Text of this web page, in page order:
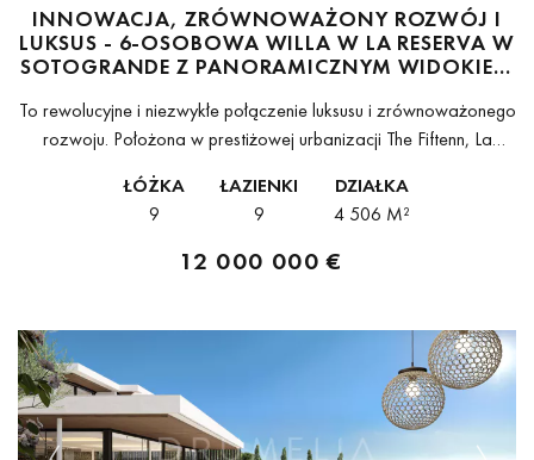
INNOWACJA, ZRÓWNOWAŻONY ROZWÓJ I
LUKSUS - 6-OSOBOWA WILLA W LA RESERVA W
SOTOGRANDE Z PANORAMICZNYM WIDOKIEM
To rewolucyjne i niezwykłe połączenie luksusu i zrównoważonego
rozwoju. Położona w prestiżowej urbanizacji The Fiftenn, La
łazienkami wyznacza nowy standard ekologicznego...
ŁÓŻKA
9
ŁAZIENKI
9
DZIAŁKA
4 506 M²
12 000 000 €